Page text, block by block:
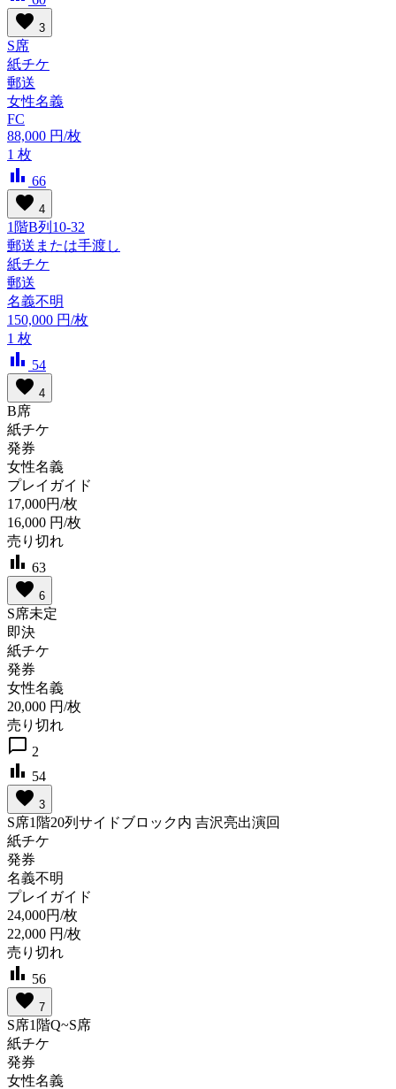
favorite 3
S席
紙チケ
郵送
女性名義
FC
88,000 円/枚
1 枚
bar_chart 66
favorite 4
1階B列10-32
郵送または手渡し
紙チケ
郵送
名義不明
150,000 円/枚
1 枚
bar_chart 54
favorite 4
B席
紙チケ
発券
女性名義
プレイガイド
17,000円/枚
16,000 円/枚
売り切れ
bar_chart 63
favorite 6
S席未定
即決
紙チケ
発券
女性名義
20,000 円/枚
売り切れ
chat_bubble_outline 2
bar_chart 54
favorite 3
S席1階20列サイドブロック内 吉沢亮出演回
紙チケ
発券
名義不明
プレイガイド
24,000円/枚
22,000 円/枚
売り切れ
bar_chart 56
favorite 7
S席1階Q~S席
紙チケ
発券
女性名義